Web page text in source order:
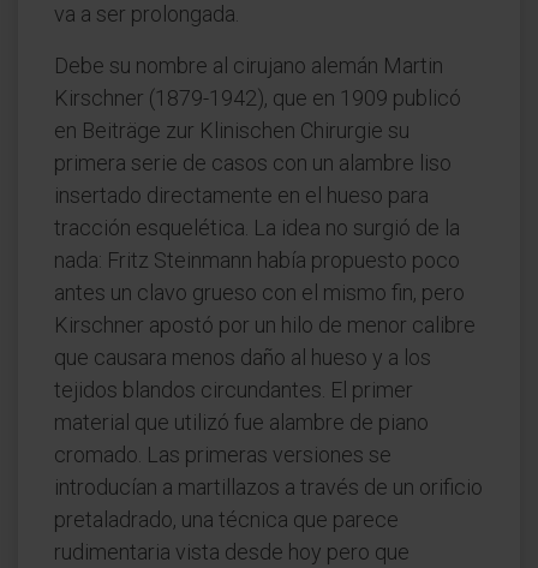
va a ser prolongada.
Debe su nombre al cirujano alemán Martin
Kirschner (1879-1942), que en 1909 publicó
en Beiträge zur Klinischen Chirurgie su
primera serie de casos con un alambre liso
insertado directamente en el hueso para
tracción esquelética. La idea no surgió de la
nada: Fritz Steinmann había propuesto poco
antes un clavo grueso con el mismo fin, pero
Kirschner apostó por un hilo de menor calibre
que causara menos daño al hueso y a los
tejidos blandos circundantes. El primer
material que utilizó fue alambre de piano
cromado. Las primeras versiones se
introducían a martillazos a través de un orificio
pretaladrado, una técnica que parece
rudimentaria vista desde hoy pero que